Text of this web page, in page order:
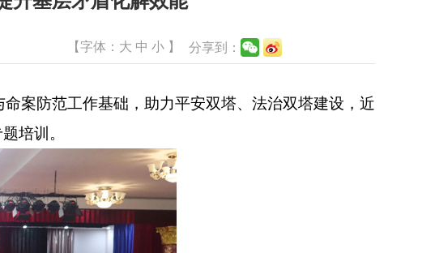
【字体： 大 中 小 】 分享到：
案防范工作基础，助力平安双塔、法治双塔建设，近
培训。